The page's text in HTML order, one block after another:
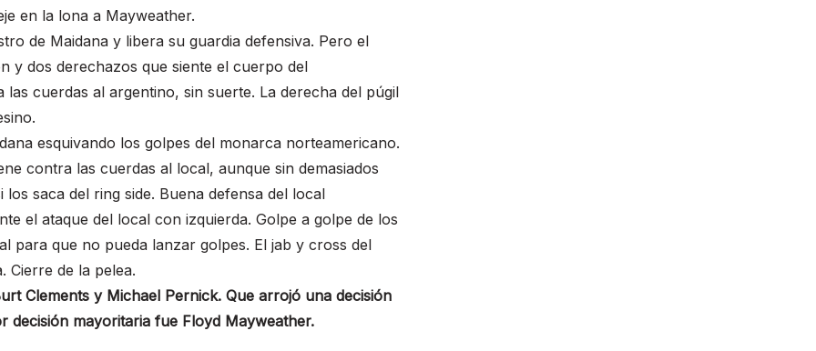
en la lona a Mayweather.
de Maidana y libera su guardia defensiva. Pero el
y dos derechazos que siente el cuerpo del
cuerdas al argentino, sin suerte. La derecha del púgil
esquivando los golpes del monarca norteamericano.
contra las cuerdas al local, aunque sin demasiados
saca del ring side. Buena defensa del local
el ataque del local con izquierda. Golpe a golpe de los
para que no pueda lanzar golpes. El jab y cross del
Cierre de la pelea.
Clements y Michael Pernick. Que arrojó una decisión
decisión mayoritaria fue Floyd Mayweather.